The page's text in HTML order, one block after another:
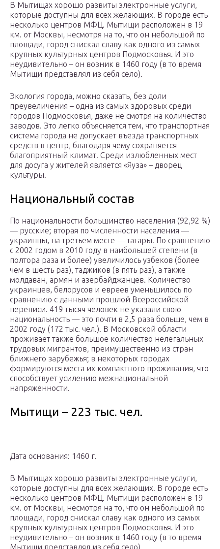
В Мытищах хорошо развиты электронные услуги,
которые доступны для всех желающих. В городе есть
несколько центров МФЦ. Мытищи расположен в 19
км. от Москвы, несмотря на то, что он небольшой по
площади, город снискал славу как одного из самых
крупных культурных центров Подмосковья. И это
неудивительно – он возник в 1460 году (в то время
Мытищи представлял из себя село).
Экология города, можно сказать, без доли
преувеличения – одна из самых здоровых среди
городов Подмосковья, даже не смотря на количество
заводов. Это легко объясняется тем, что транспортная
система города не допускает въезда транспортных
средств в центр, благодаря чему сохраняется
благоприятный климат. Среди излюбленных мест
для досуга у жителей является «Яуза» – дворец
культуры.
Национальный состав
По национальности большинство населения (92,92 %)
— русские; вторая по численности населения —
украинцы, на третьем месте — татары. По сравнению
с 2002 годом в 2010 году в наибольшей степени (в
полтора раза и более) увеличилось узбеков (более
чем в шесть раз), таджиков (в пять раз), а также
молдаван, армян и азербайджанцев. Количество
украинцев, белорусов и евреев уменьшилось по
сравнению с данными прошлой Всероссийской
переписи. 419 тысяч человек не указали свою
национальность — это почти в 2,5 раза больше, чем в
2002 году (172 тыс. чел.). В Московской области
проживает также большое количество нелегальных
трудовых мигрантов, преимущественно из стран
ближнего зарубежья; в некоторых городах
формируются места их компактного проживания, что
способствует усилению межнациональной
напряжённости.
Мытищи – 223 тыс. чел.
Дата основания: 1460 г.
В Мытищах хорошо развиты электронные услуги,
которые доступны для всех желающих. В городе есть
несколько центров МФЦ. Мытищи расположен в 19
км. от Москвы, несмотря на то, что он небольшой по
площади, город снискал славу как одного из самых
крупных культурных центров Подмосковья. И это
неудивительно – он возник в 1460 году (в то время
Мытищи представлял из себя село).